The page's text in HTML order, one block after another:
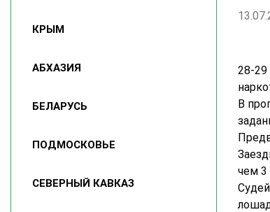
КРЫМ
АБХАЗИЯ
БЕЛАРУСЬ
ПОДМОСКОВЬЕ
СЕВЕРНЫЙ КАВКАЗ
28-29
В
чем 3